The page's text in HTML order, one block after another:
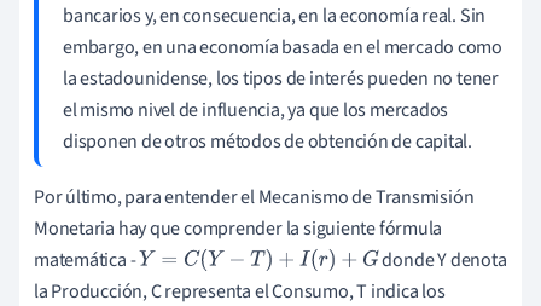
bancarios y, en consecuencia, en la economía real. Sin
embargo, en una economía basada en el mercado como
la estadounidense, los tipos de interés pueden no tener
el mismo nivel de influencia, ya que los mercados
disponen de otros métodos de obtención de capital.
Por último, para entender el Mecanismo de Transmisión
Monetaria hay que comprender la siguiente fórmula
matemática -Y= C(Y −T)+I r)+G
donde Y denota
la Producción, C representa el Consumo, T indica los